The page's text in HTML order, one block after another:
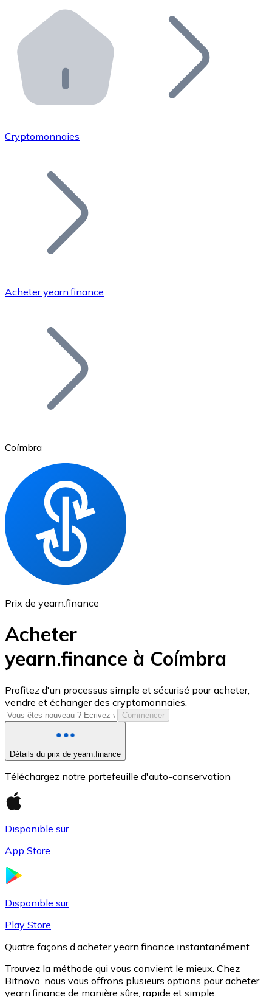
Distributeurs automatiques Bitnovo
Intégrez un ATM Bitnovo dans votre entreprise et
API Bitnovo
Intégrez notre API dans votre écosystème.
Rejoignez notre réseau de distributeurs et
Ajoutez le token de votre projet à notre service
Bitcoin
Ethereum
ETH
USD Coin
USDC
Cryptomonnaies
Acheter yearn.finance
Coímbra
Prix de yearn.finance
Acheter
yearn.finance à Coímbra
Profitez d'un processus simple et sécurisé pour acheter,
vendre et échanger des cryptomonnaies.
Commencer
Détails du prix de yearn.finance
Téléchargez notre portefeuille d'auto-conservation
Disponible sur
App Store
Disponible sur
Play Store
Quatre façons d’acheter yearn.finance instantanément
Trouvez la méthode qui vous convient le mieux. Chez
Bitnovo, nous vous offrons plusieurs options pour acheter
yearn.finance de manière sûre, rapide et simple.